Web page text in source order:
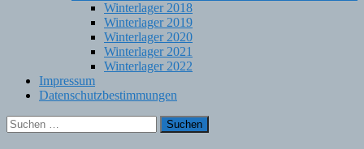
Winterlager 2018
Winterlager 2019
Winterlager 2020
Winterlager 2021
Winterlager 2022
Impressum
Datenschutzbestimmungen
Suchen
nach: